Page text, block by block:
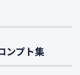
ンプト集